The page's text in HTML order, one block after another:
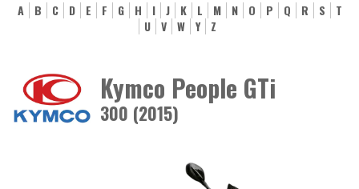
A B C D E F G H I J K L M N O P Q R S
T
U
V W Y Z
Kymco People GTi
300 (2015)